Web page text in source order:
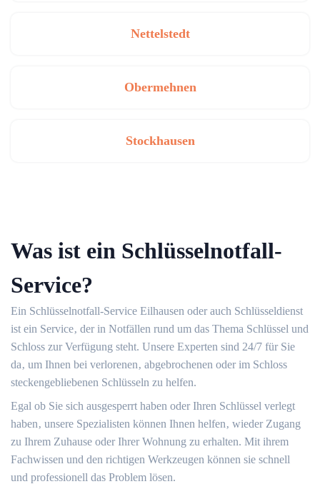
Nettelstedt
Obermehnen
Stockhausen
Was ist ein Schlüsselnotfall-
Service?​
Ein Schlüsselnotfall-Service Eilhausen oder auch Schlüsseldienst
ist ein Service‚ der in Notfällen rund um das Thema Schlüssel und
Schloss zur Verfügung steht. Unsere Experten sind 24/7 für Sie
da‚ um Ihnen bei verlorenen‚ abgebrochenen oder im Schloss
steckengebliebenen Schlüsseln zu helfen.
Egal ob Sie sich ausgesperrt haben oder Ihren Schlüssel verlegt
haben‚ unsere Spezialisten können Ihnen helfen‚ wieder Zugang
zu Ihrem Zuhause oder Ihrer Wohnung zu erhalten. Mit ihrem
Fachwissen und den richtigen Werkzeugen können sie schnell
und professionell das Problem lösen.​